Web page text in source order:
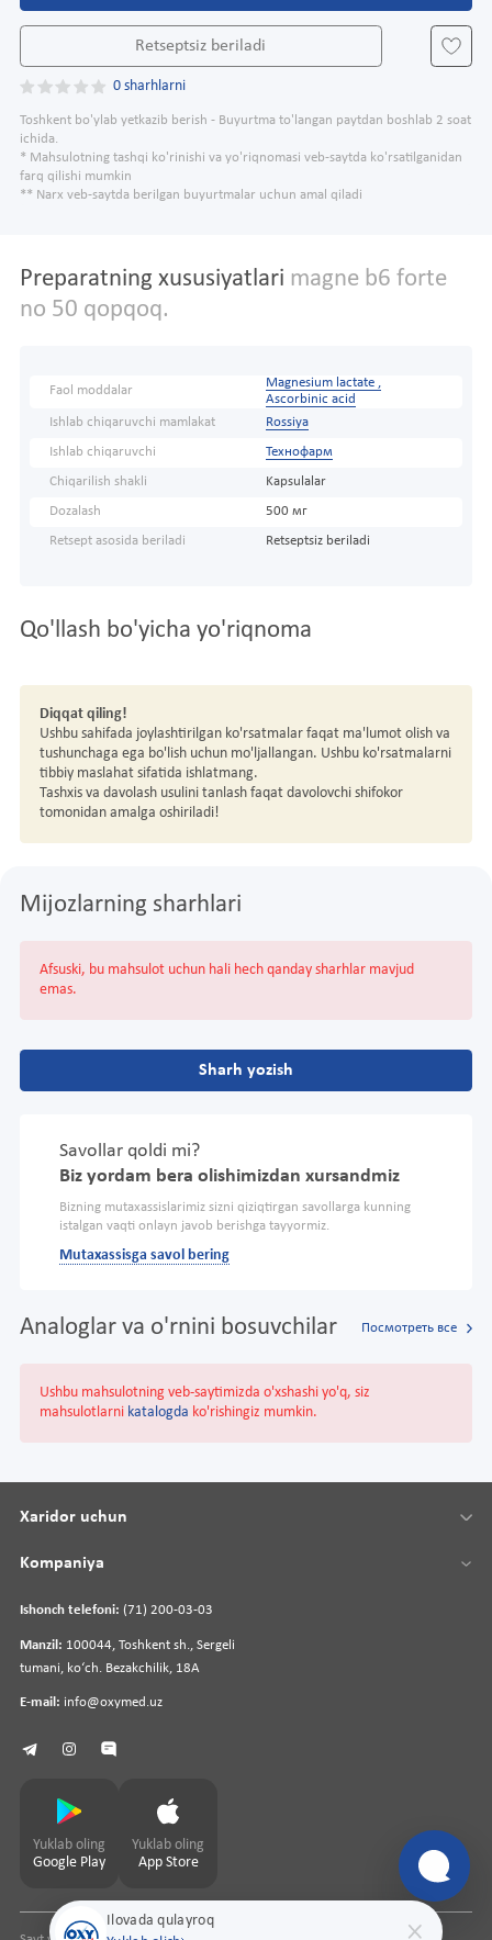
Retseptsiz beriladi
0 sharhlarni
Toshkent bo'ylab yetkazib berish - Buyurtma to'langan paytdan boshlab 2 soat
ichida.
* Mahsulotning tashqi ko'rinishi va yo'riqnomasi veb-saytda ko'rsatilganidan
farq qilishi mumkin
** Narx veb-saytda berilgan buyurtmalar uchun amal qiladi
Preparatning xususiyatlari magne b6 forte
no 50 qopqoq.
Faol moddalar
Magnesium lactate ,
Ascorbinic acid
Ishlab chiqaruvchi mamlakat
Rossiya
Ishlab chiqaruvchi Технофарм
Chiqarilish shakli Kapsulalar
Dozalash 500 мг
Retsept asosida beriladi Retseptsiz beriladi
Qo'llash bo'yicha yo'riqnoma
Diqqat qiling!
Ushbu sahifada joylashtirilgan ko'rsatmalar faqat ma'lumot olish va
tushunchaga ega bo'lish uchun mo'ljallangan. Ushbu ko'rsatmalarni
tibbiy maslahat sifatida ishlatmang.
Tashxis va davolash usulini tanlash faqat davolovchi shifokor
tomonidan amalga oshiriladi!
Mijozlarning sharhlari
Afsuski, bu mahsulot uchun hali hech qanday sharhlar mavjud
emas.
Sharh yozish
Savollar qoldi mi?
Biz yordam bera olishimizdan xursandmiz
Bizning mutaxassislarimiz sizni qiziqtirgan savollarga kunning
istalgan vaqti onlayn javob berishga tayyormiz.
Mutaxassisga savol bering
Analoglar va o'rnini bosuvchilar Посмотреть все
Ushbu mahsulotning veb-saytimizda o'xshashi yo'q, siz
mahsulotlarni katalogda ko'rishingiz mumkin.
Ilovada qulayroq
Ishonch telefoni: (71) 200-03-03
Manzil: 100044, Toshkent sh., Sergeli
tumani, koʻch. Bezakchilik, 18A
E-mail: info@oxymed.uz
Xaridor uchun
Kompaniya
Yuklab oling
Google Play
Yuklab oling
App Store